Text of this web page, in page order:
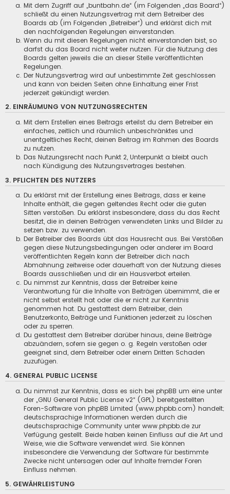
Mit dem Zugriff auf „buntbahn.de“ (im Folgenden „das Board“)
schließt du einen Nutzungsvertrag mit dem Betreiber des
Boards ab (im Folgenden „Betreiber“) und erklärst dich mit
den nachfolgenden Regelungen einverstanden.
Wenn du mit diesen Regelungen nicht einverstanden bist, so
darfst du das Board nicht weiter nutzen. Für die Nutzung des
Boards gelten jeweils die an dieser Stelle veröffentlichten
Regelungen.
Der Nutzungsvertrag wird auf unbestimmte Zeit geschlossen
und kann von beiden Seiten ohne Einhaltung einer Frist
jederzeit gekündigt werden.
2. EINRÄUMUNG VON NUTZUNGSRECHTEN
Mit dem Erstellen eines Beitrags erteilst du dem Betreiber ein
einfaches, zeitlich und räumlich unbeschränktes und
unentgeltliches Recht, deinen Beitrag im Rahmen des Boards
zu nutzen.
Das Nutzungsrecht nach Punkt 2, Unterpunkt a bleibt auch
nach Kündigung des Nutzungsvertrages bestehen.
3. PFLICHTEN DES NUTZERS
Du erklärst mit der Erstellung eines Beitrags, dass er keine
Inhalte enthält, die gegen geltendes Recht oder die guten
Sitten verstoßen. Du erklärst insbesondere, dass du das Recht
besitzt, die in deinen Beiträgen verwendeten Links und Bilder zu
setzen bzw. zu verwenden.
Der Betreiber des Boards übt das Hausrecht aus. Bei Verstößen
gegen diese Nutzungsbedingungen oder anderer im Board
veröffentlichten Regeln kann der Betreiber dich nach
Abmahnung zeitweise oder dauerhaft von der Nutzung dieses
Boards ausschließen und dir ein Hausverbot erteilen.
Du nimmst zur Kenntnis, dass der Betreiber keine
Verantwortung für die Inhalte von Beiträgen übernimmt, die er
nicht selbst erstellt hat oder die er nicht zur Kenntnis
genommen hat. Du gestattest dem Betreiber, dein
Benutzerkonto, Beiträge und Funktionen jederzeit zu löschen
oder zu sperren.
Du gestattest dem Betreiber darüber hinaus, deine Beiträge
abzuändern, sofern sie gegen o. g. Regeln verstoßen oder
geeignet sind, dem Betreiber oder einem Dritten Schaden
zuzufügen.
4. GENERAL PUBLIC LICENSE
Du nimmst zur Kenntnis, dass es sich bei phpBB um eine unter
der „GNU General Public License v2“ (GPL) bereitgestellten
Foren-Software von phpBB Limited (www.phpbb.com) handelt;
deutschsprachige Informationen werden durch die
deutschsprachige Community unter www.phpbb.de zur
Verfügung gestellt. Beide haben keinen Einfluss auf die Art und
Weise, wie die Software verwendet wird. Sie können
insbesondere die Verwendung der Software für bestimmte
Zwecke nicht untersagen oder auf Inhalte fremder Foren
Einfluss nehmen.
5. GEWÄHRLEISTUNG